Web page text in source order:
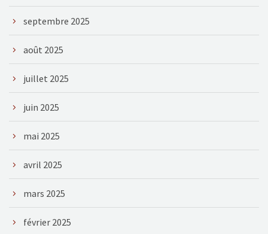
septembre 2025
août 2025
juillet 2025
juin 2025
mai 2025
avril 2025
mars 2025
février 2025